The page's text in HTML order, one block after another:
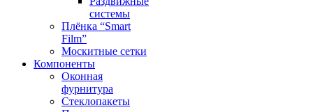
системы
Плёнка “Smart
Film”
Москитные сетки
Компоненты
Оконная
фурнитура
Стеклопакеты